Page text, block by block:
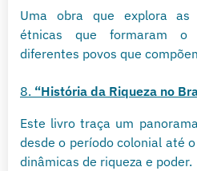
Uma obra que explora as
étnicas que formaram o
diferentes povos que
8. “História da Riqueza no
Este livro traça um
desde o período colonial até
dinâmicas de riqueza e poder.